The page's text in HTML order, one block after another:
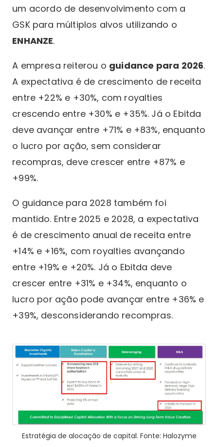
um acordo de desenvolvimento com a
GSK para múltiplos alvos utilizando o
ENHANZE.
A empresa reiterou o guidance para 2026.
A expectativa é de crescimento de receita
entre +22% e +30%, com royalties
crescendo entre +30% e +35%. Já o Ebitda
deve avançar entre +71% e +83%, enquanto
o lucro por ação, sem considerar
recompras, deve crescer entre +87% e
+99%.
O guidance para 2028 também foi
mantido. Entre 2025 e 2028, a expectativa
é de crescimento anual de receita entre
+14% e +16%, com royalties avançando
entre +19% e +20%. Já o Ebitda deve
crescer entre +31% e +34%, enquanto o
lucro por ação pode avançar entre +36% e
+39%, desconsiderando recompras.
Estratégia de alocação de capital. Fonte: Halozyme